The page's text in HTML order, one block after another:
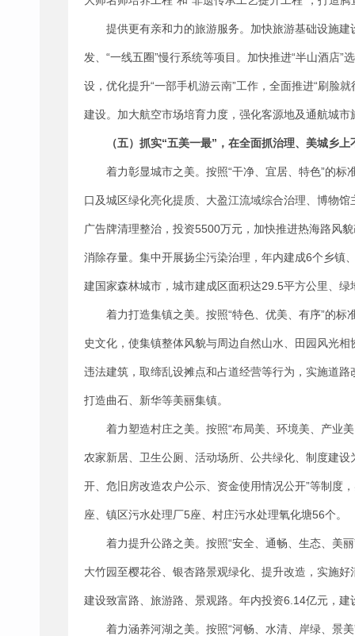
提供更有亲和力的旅游服务。加快旅游基础设施
发、“一线五圈”慢行系统等项目。加快推进“半山酒店
设，优化提升“一部手机游云南”工作，全面推进“刷脸
建设。加大航空市场培育力度，强化客源地及通航城市
（五）抓实“五美一最”，在全面抓治理、美城乡上
着力彰显城市之美。按照“干净、宜居、特色”的
口及城区绿化亮化提质、大盈江流域综合治理、博物
广告牌清理整治，投资5500万元，加快推进热海路风
消除存量。集中开展扬尘污染治理，年内建成6个乡镇
建国家森林城市，城市建成区面积达29.5平方公里、
着力打造集镇之美。按照“特色、优美、有序”的
史文化，使集镇整体风貌与周边自然山水、田园风光
违法建筑，取缔乱设摊点和占道经营等行为，实施道
打造曲石、新华等美丽集镇。
着力塑造村庄之美。按照“布局美、环境美、产业
农家新居、卫生公厕、活动场所、公共绿化、制度建
开、危旧房改造农户公示、资金使用情况公开”等制度
座、镇区污水处理厂5座、村庄污水处理氧化塘56个。
着力提升公路之美。按照“安全、通畅、生态、美
大竹园至樱花谷、银杏路景观绿化、提升改造，实施
建设致富路、旅游路、景观路。年内投资6.14亿元，建
着力涵养河湖之美。按照“河畅、水清、岸绿、景